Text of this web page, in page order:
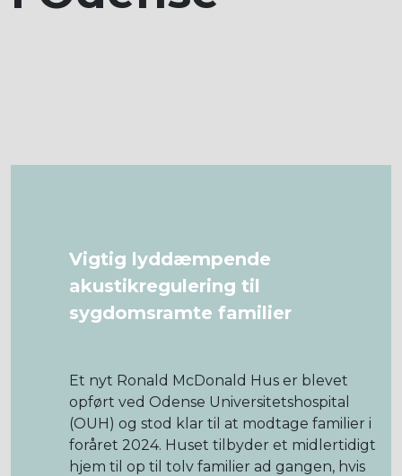
Vigtig lyddæmpende
akustikregulering til
sygdomsramte familier
Et nyt Ronald McDonald Hus er blevet
opført ved Odense Universitetshospital
(OUH) og stod klar til at modtage familier i
foråret 2024. Huset tilbyder et midlertidigt
hjem til op til tolv familier ad gangen, hvis